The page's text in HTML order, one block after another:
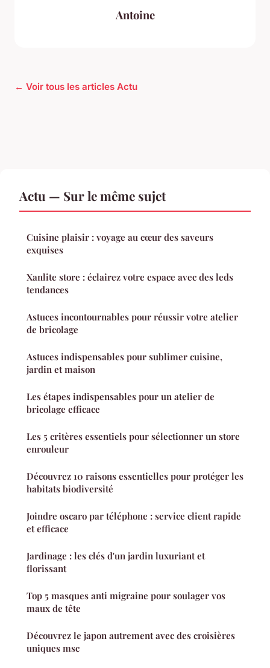
Antoine
← Voir tous les articles Actu
Actu — Sur le même sujet
Cuisine plaisir : voyage au cœur des saveurs
exquises
Xanlite store : éclairez votre espace avec des leds
tendances
Astuces incontournables pour réussir votre atelier
de bricolage
Astuces indispensables pour sublimer cuisine,
jardin et maison
Les étapes indispensables pour un atelier de
bricolage efficace
Les 5 critères essentiels pour sélectionner un store
enrouleur
Découvrez 10 raisons essentielles pour protéger les
habitats biodiversité
Joindre oscaro par téléphone : service client rapide
et efficace
Jardinage : les clés d'un jardin luxuriant et
florissant
Top 5 masques anti migraine pour soulager vos
maux de tête
Découvrez le japon autrement avec des croisières
uniques msc